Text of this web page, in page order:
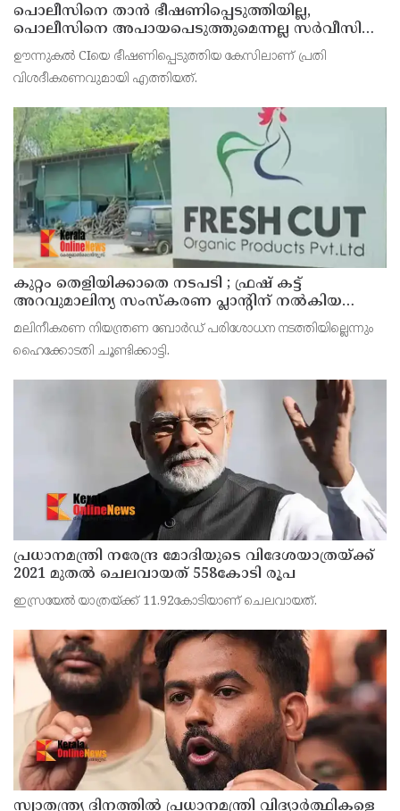
പൊലീസിനെ താന്‍ ഭീഷണിപ്പെടുത്തിയില്ല,
പൊലീസിനെ അപായപെടുത്തുമെന്നല്ല സര്‍വീസില്‍
തുടരാന്‍ അനുവദിക്കില്ലെന്നാണ് പറഞ്ഞത് ;
വിശദീകരണവുമായി അര്‍ജുന്‍ ആയങ്കി
ഊന്നുകല്‍ CIയെ ഭീഷണിപ്പെടുത്തിയ കേസിലാണ് പ്രതി
വിശദീകരണവുമായി എത്തിയത്.
കുറ്റം തെളിയിക്കാതെ നടപടി ; ഫ്രഷ് കട്ട്
അറവുമാലിന്യ സംസ്‌കരണ പ്ലാന്റിന് നല്‍കിയ
സ്റ്റോപ്പ് മെമ്മോയില്‍ ഗുരുതര വീഴ്ചയെന്ന്
ഹൈക്കോടതി
മലിനീകരണ നിയന്ത്രണ ബോര്‍ഡ് പരിശോധന നടത്തിയില്ലെന്നും
ഹൈക്കോടതി ചൂണ്ടിക്കാട്ടി.
പ്രധാനമന്ത്രി നരേന്ദ്ര മോദിയുടെ വിദേശയാത്രയ്ക്ക്
2021 മുതല്‍ ചെലവായത് 558കോടി രൂപ
ഇസ്രയേല്‍ യാത്രയ്ക്ക് 11.92കോടിയാണ് ചെലവായത്.
സ്വാതന്ത്ര്യ ദിനത്തില്‍ പ്രധാനമന്ത്രി വിദ്യാര്‍ത്ഥികളെ